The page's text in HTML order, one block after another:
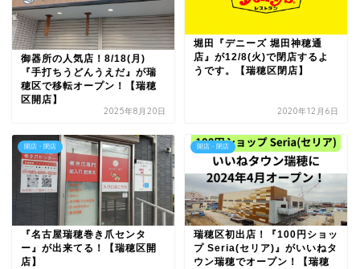
御器所の人気店！8/18(月)
『手打ちうどんうえだ』が瑞
穂区で移転オープン！【瑞穂
区開店】
2025年8月20日
堀田『デニーズ 堀田神穂通
店』が12/8(火)で閉店するよ
うです。【瑞穂区閉店】
2020年12月6日
開店・閉店
『名古屋瑞穂巻き爪センタ
ー』が出来てる！【瑞穂区開
店】
開店・閉店
瑞穂区初出店！『100円ショッ
プ Seria(セリア)』がいいねタ
ウン瑞穂でオープン！【瑞穂